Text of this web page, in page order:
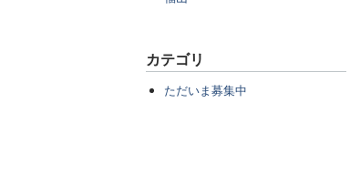
カテゴリ
ただいま募集中